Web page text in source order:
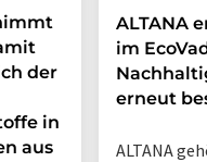
der
in
aus
ALTANA
im
erneut
ALTANA